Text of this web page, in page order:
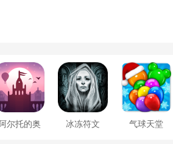
阿尔托的奥 冰冻符文 气球天堂